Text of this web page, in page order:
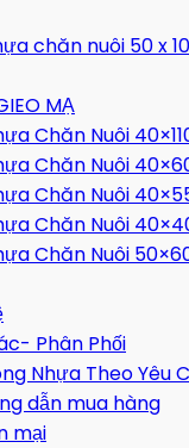
chăn nuôi 50 x
MẠ
Chăn Nuôi
Chăn Nuôi
Chăn Nuôi
Chăn Nuôi
Chăn Nuôi
Phân Phối
Nhựa Theo Yêu
dẫn mua hàng
mại